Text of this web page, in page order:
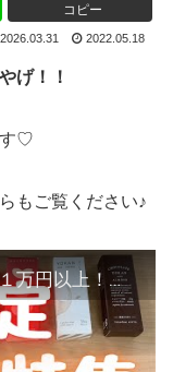
コピー
2026.03.31 2022.05.18
げ！！
す♡
もご覧ください♪
【京都限定おみやげ特集】〜総額１万円以上！おしゃんなスイーツがたっぷり♡〜